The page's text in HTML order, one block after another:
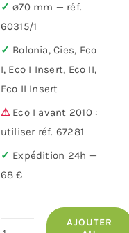
✓ ⌀70 mm — réf.
60315/1
✓ Bolonia, Cies, Eco
I, Eco I Insert, Eco II,
Eco II Insert
⚠Eco I avant 2010 :
utiliser réf. 67281
✓ Expédition 24h —
68 €
quantité
AJOUTER